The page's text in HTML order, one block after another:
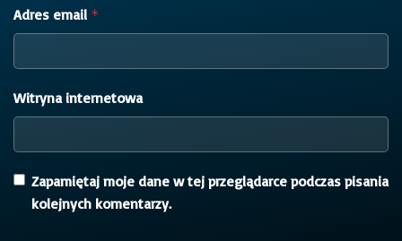
Adres email *
Witryna internetowa
Zapamiętaj moje dane w tej przeglądarce podczas pisania
kolejnych komentarzy.